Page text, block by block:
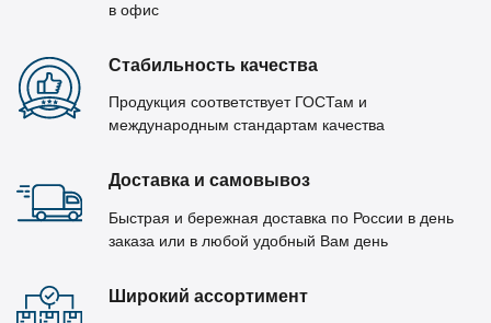
в офис
Стабильность качества
Продукция соответствует ГОСТам и
международным стандартам качества
Доставка и самовывоз
Быстрая и бережная доставка по России в день
заказа или в любой удобный Вам день
Широкий ассортимент